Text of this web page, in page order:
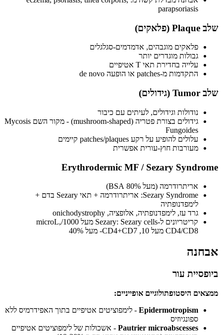
parapsoriasis
שלב Plaque (פלאקים)
פלאקים מוגבהים, אדמדמים-סגלגלים
גבולות מוגדרים יותר
עלייה בחדירת תאי T אטיפיים
התקדמות מ-patches או הופעה de novo
שלב Tumor (גידולים)
נודולות וגידולים, לעיתים עם כיבור
גידולים בצורת פטריה (mushroom-shaped) - מקור השם Mycosis
Fungoides
עלולים להופיע על רקע patches/plaques קיימים
מעורבות חוץ-עורית אפשרית
Erythrodermic MF / Sezary Syndrome
אריתרודרמה (מעל 80% BSA)
Sezary Syndrome: אריתרודרמה + תאי Sezary בדם +
לימפדנופתיה
גרד עז, לימפדנופתיה, אלופציה, onichodystrophy
קריטריונים ל-Sezary: Sezary cells מעל 1000/microL,
CD4/CD8 מעל 10, CD4+CD7- מעל 40%
אבחנה
ביופסיית עור
ממצאים היסטופתולוגיים אופייניים:
Epidermotropism - לימפוציטים אטיפיים בתוך האפידרמיס ללא
ספונגיוזיס
Pautrier microabscesses - אשכולות של לימפוציטים אטיפיים